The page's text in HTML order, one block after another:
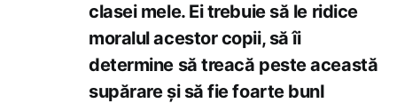
clasei mele. Ei trebuie să le ridice
moralul acestor copii, să îi
determine să treacă peste această
supărare și să fie foarte bunI